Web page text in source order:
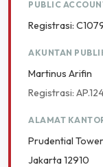
PUBLIC
Registrasi:
AKUNTAN
Martinus Arifin
Registrasi:
ALAMAT
Prudential
Jakarta 12910